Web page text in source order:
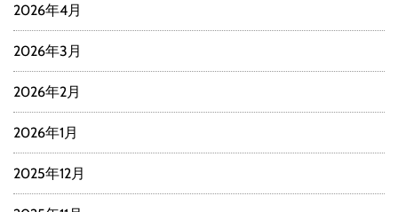
2026年4月
2026年3月
2026年2月
2026年1月
2025年12月